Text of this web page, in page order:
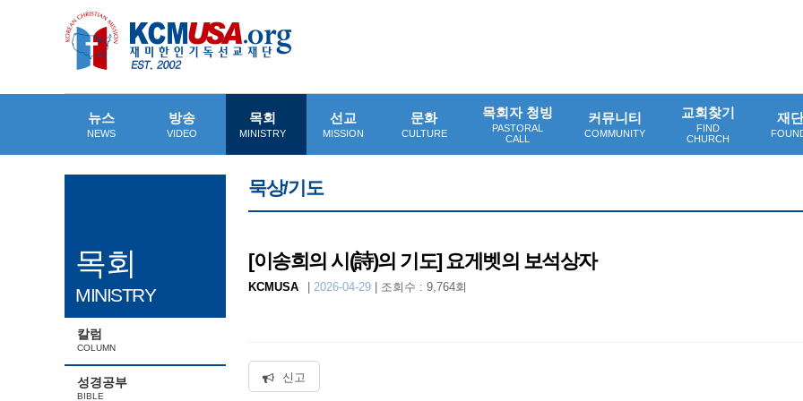
뉴스
NEWS
방송
VIDEO
목회
MINISTRY
선교
MISSION
문화
CULTURE
목회자 청빙
PASTORAL
CALL
커뮤니티
COMMUNITY
교회찾기
FIND
CHURCH
재
목회
MINISTRY
칼럼
COLUMN
성경공부
BIBLE
묵상/기도
[이송희의 시(詩)의 기도] 요게벳의 보석상자
KCMUSA 2026-04-29 조회수 : 9,764회
신고